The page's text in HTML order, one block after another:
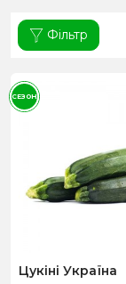
Фільтр
Цукіні Україна
СЕЗОН